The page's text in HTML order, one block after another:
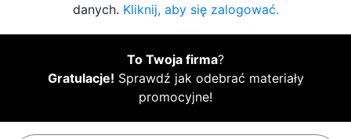
danych. Kliknij, aby się zalogować.
To Twoja firma?
Gratulacje! Sprawdź jak odebrać materiały
promocyjne!